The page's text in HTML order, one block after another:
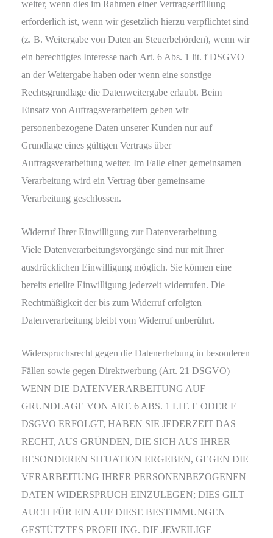
weiter, wenn dies im Rahmen einer Vertragserfüllung
erforderlich ist, wenn wir gesetzlich hierzu verpflichtet sind
(z. B. Weitergabe von Daten an Steuerbehörden), wenn wir
ein berechtigtes Interesse nach Art. 6 Abs. 1 lit. f DSGVO
an der Weitergabe haben oder wenn eine sonstige
Rechtsgrundlage die Datenweitergabe erlaubt. Beim
Einsatz von Auftragsverarbeitern geben wir
personenbezogene Daten unserer Kunden nur auf
Grundlage eines gültigen Vertrags über
Auftragsverarbeitung weiter. Im Falle einer gemeinsamen
Verarbeitung wird ein Vertrag über gemeinsame
Verarbeitung geschlossen.
Widerruf Ihrer Einwilligung zur Datenverarbeitung
Viele Datenverarbeitungsvorgänge sind nur mit Ihrer
ausdrücklichen Einwilligung möglich. Sie können eine
bereits erteilte Einwilligung jederzeit widerrufen. Die
Rechtmäßigkeit der bis zum Widerruf erfolgten
Datenverarbeitung bleibt vom Widerruf unberührt.
Widerspruchsrecht gegen die Datenerhebung in besonderen
Fällen sowie gegen Direktwerbung (Art. 21 DSGVO)
WENN DIE DATENVERARBEITUNG AUF
GRUNDLAGE VON ART. 6 ABS. 1 LIT. E ODER F
DSGVO ERFOLGT, HABEN SIE JEDERZEIT DAS
RECHT, AUS GRÜNDEN, DIE SICH AUS IHRER
BESONDEREN SITUATION ERGEBEN, GEGEN DIE
VERARBEITUNG IHRER PERSONENBEZOGENEN
DATEN WIDERSPRUCH EINZULEGEN; DIES GILT
AUCH FÜR EIN AUF DIESE BESTIMMUNGEN
GESTÜTZTES PROFILING. DIE JEWEILIGE